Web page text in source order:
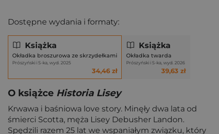
Dostępne wydania i formaty:
Książka
Okładka broszurowa ze skrzydełkami
Prószyński i S-ka, wyd. 2025
34,46 zł
Książka
Okładka twarda
Prószyński i S-ka, wyd. 2026
39,63 zł
O książce Historia Lisey
Krwawa i baśniowa love story. Minęły dwa lata od
śmierci Scotta, męża Lisey Debusher Landon.
Spędzili razem 25 lat we wspaniałym związku, który